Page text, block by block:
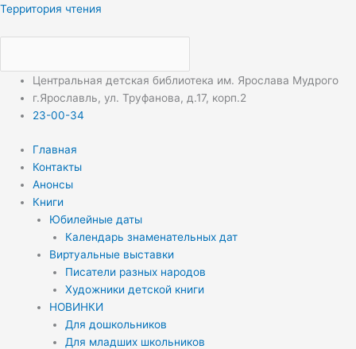
Перейти
Территория чтения
Центральная детская библиотека им. Ярослава Мудрого
г.Ярославль, ул. Труфанова, д.17, корп.2
23-00-34
Меню
Главная
Контакты
Анонсы
Книги
Юбилейные даты
Календарь знаменательных дат
Виртуальные выставки
Писатели разных народов
Художники детской книги
НОВИНКИ
Для дошкольников
Для младших школьников
Меню